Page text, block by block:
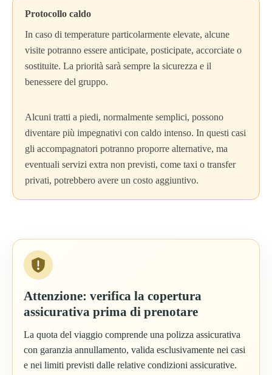
Protocollo caldo
In caso di temperature particolarmente elevate, alcune
visite potranno essere anticipate, posticipate, accorciate o
sostituite. La priorità sarà sempre la sicurezza e il
benessere del gruppo.
Alcuni tratti a piedi, normalmente semplici, possono
diventare più impegnativi con caldo intenso. In questi casi
gli accompagnatori potranno proporre alternative, ma
eventuali servizi extra non previsti, come taxi o transfer
privati, potrebbero avere un costo aggiuntivo.
Attenzione: verifica la copertura
assicurativa prima di prenotare
La quota del viaggio comprende una polizza assicurativa
con garanzia annullamento, valida esclusivamente nei casi
e nei limiti previsti dalle relative condizioni assicurative.